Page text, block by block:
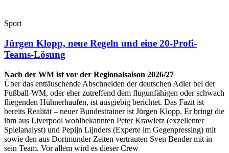
Sport
Jürgen Klopp, neue Regeln und eine 20-Profi-
Teams-Lösung
Nach der WM ist vor der Regionalsaison 2026/27
Über das enttäuschende Abschneiden der deutschen Adler bei der
Fußball-WM, oder eher zutreffend dem flugunfähigen oder schwach
fliegenden Hühnerhaufen, ist ausgiebig berichtet. Das Fazit ist
bereits Realität – neuer Bundestrainer ist Jürgen Klopp. Er bringt die
ihm aus Liverpool wohlbekannten Peter Krawietz (exzellenter
Spielanalyst) und Pepijn Lijnders (Experte im Gegenpressing) mit
sowie den aus Dortmunder Zeiten vertrauten Sven Bender mit in
sein Team. Vor allem wird es dieser Crew